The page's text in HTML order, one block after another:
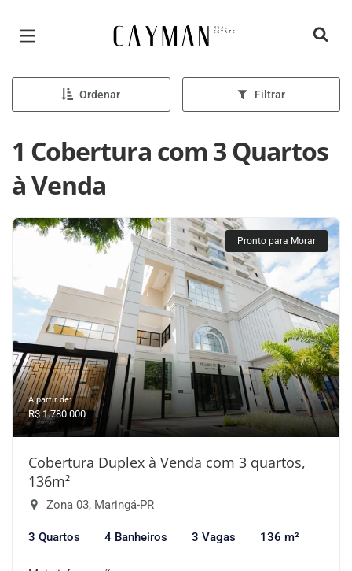
Página inicial
Ordenar Filtrar
1 Cobertura com 3 Quartos
à Venda
Pronto para Morar
A partir de:
R$ 1.780.000
Cobertura Duplex à Venda com 3 quartos,
136m²
Zona 03, Maringá-PR
3 Quartos 4 Banheiros 3 Vagas 136 m²